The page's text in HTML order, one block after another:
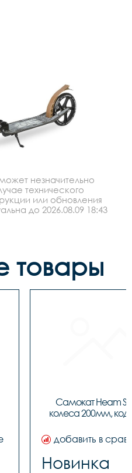
незначительно
технического
или обновления
до 2026.08.09 18:43
товары
Самокат Heam
колеса 200мм, код
добавить в
Новинка